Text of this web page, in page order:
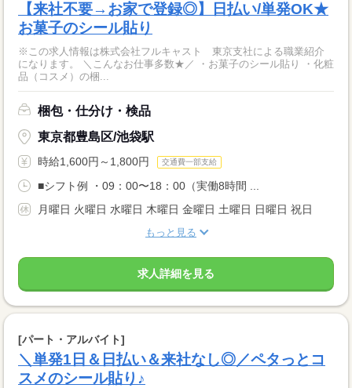
【来社不要→お家で登録◎】日払い/単発OK★
お菓子のシール貼り
※この求人情報は株式会社フルキャスト 東京支社による職業紹介
になります。 ＼こんなお仕事多数★／ ・お菓子のシール貼り ・化粧
品（コスメ）の梱...
梱包・仕分け・検品
東京都豊島区/池袋駅
時給1,600円～1,800円 交通費一部支給
■シフト例 ・09：00〜18：00（実働8時間 ...
月曜日 火曜日 水曜日 木曜日 金曜日 土曜日 日曜日 祝日
もっと見る
求人詳細を見る
[パート・アルバイト]
＼単発1日＆日払い＆来社なし◎／ペタっとコ
スメのシール貼り♪